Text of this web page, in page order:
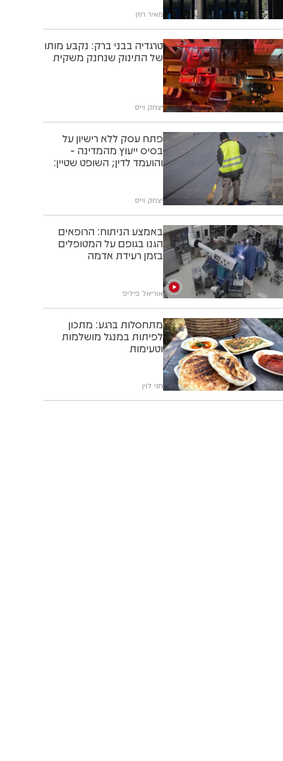
מאיר רוזן
טרגדיה בבני ברק: נקבע מותו
של התינוק שנחנק משקית
יצחק וייס
פתח עסק ללא רישיון על
בסיס ייעוץ מהמדינה -
והועמד לדין; השופט שטיין:
יצחק וייס
באמצע הניתוח: הרופאים
הגנו בגופם על המטופלים
בזמן רעידת אדמה
אוריאל פיליפ
מתחסלות ברגע: מתכון
לפיתות במנגל מושלמות
וטעימות
חני לוין